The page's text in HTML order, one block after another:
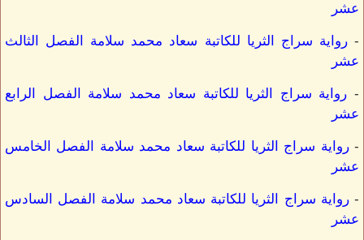
عشر
-رواية سراج الثريا للكاتبة سعاد محمد سلامة الفصل الثالث
عشر
- رواية سراج الثريا للكاتبة سعاد محمد سلامة الفصل الرابع
عشر
-رواية سراج الثريا للكاتبة سعاد محمد سلامة الفصل الخامس
عشر
-رواية سراج الثريا للكاتبة سعاد محمد سلامة الفصل السادس
عشر